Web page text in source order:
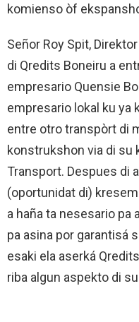
komienso òf
Señor Roy Spit,
di Qredits Boneiru a
empresario Quensie
empresario lokal ku ya
entre otro transpòrt di
konstrukshon via di su
Transport. Despues di
(oportunidat di)
a haña ta nesesario pa
pa asina por garantisá
esaki ela aserká
riba algun aspekto di